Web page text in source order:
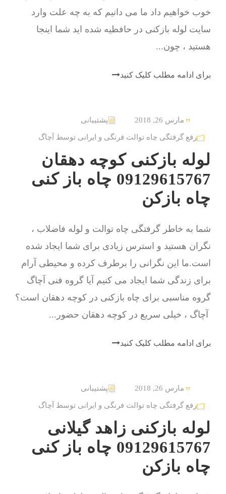
خوب خواهیم داد ما می دانیم که به چه علت وارد
سایت لوله بازکنی در حافظیه شده اید شما اینجا
هستید ، چون...
برای ادامه مطلب کلیک کنید
مارس 26, 2018 پشتیبانی
رفع گرفتگی چاه توالت فرنگی و ایرانی توسط آچاگ
لوله بازکنی کوچه دهقان
09129615767 چاه باز کنی
چاه بازکن
شما به خاطر گرفتگی چاه توالت و لوله فاضلاب ،
نگران هستید و استرس زیادی برای شما ایجاد شده
است.ما این نگرانی را برطرف کرده و محیطی آرام
برای زندگی شما ایجاد می کنیم آیا گروه فنی آچاگ
گروه مناسبی برای چاه بازکنی در کوچه دهقان است؟
آچاگ ، خیلی سریع در کوچه دهقان حضور...
برای ادامه مطلب کلیک کنید
مارس 26, 2018 پشتیبانی
رفع گرفتگی چاه توالت فرنگی و ایرانی توسط آچاگ
لوله بازکنی زاهد گیلانی
09129615767 چاه باز کنی
چاه بازکن